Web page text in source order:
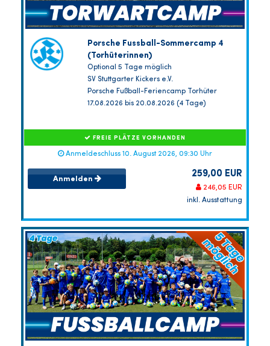
Porsche Fussball-Sommercamp 4
(Torhüterinnen)
Optional 5 Tage möglich
SV Stuttgarter Kickers e.V.
Porsche Fußball-Feriencamp Torhüter
17.08.2026 bis 20.08.2026 (4 Tage)
FREIE PLÄTZE VORHANDEN
Anmeldeschluss 10. August 2026, 09:30 Uhr
Anmelden 259,00 EUR
246,05 EUR
inkl. Ausstattung